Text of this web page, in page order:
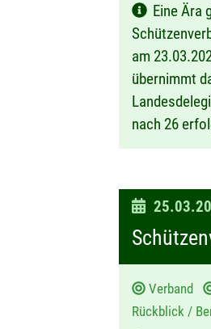
Eine Ära
am
übernimmt
nach 26
D
a
t
m
:
Verband
Rückblick /